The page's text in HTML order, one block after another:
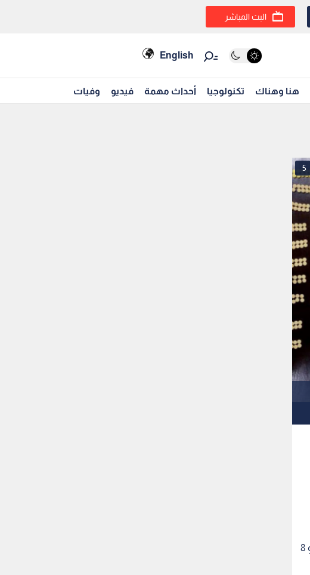
البث المباشر
English
هنا وهناك تكنولوجيا أحداث مهمة فيديو وفيات
5
وألقت القبض على 29 شخصا في مناطق مختلفة من المملكة وتضبط بحوزتهم كميات كبيرة من المواد المخدرة و 8